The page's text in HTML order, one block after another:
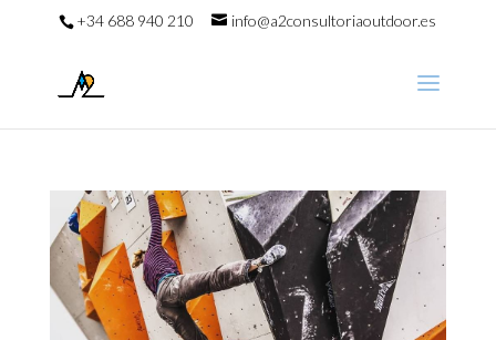
+34 688 940 210 info@a2consultoriaoutdoor.es